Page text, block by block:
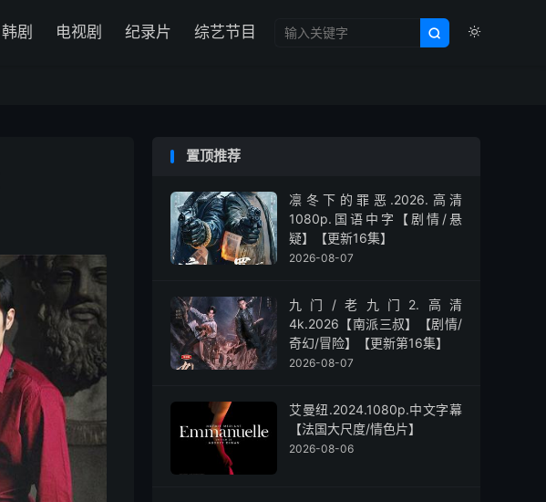


韩剧 电视剧 纪录片 综艺节目
置顶推荐
凛冬下的罪恶.2026.高清
1080p.国语中字【剧情/悬
疑】【更新16集】
2026-08-07
九门/老九门2.高清
4k.2026【南派三叔】【剧情/
奇幻/冒险】【更新第16集】
2026-08-07
艾曼纽.2024.1080p.中文字幕
【法国大尺度/情色片】
2026-08-06